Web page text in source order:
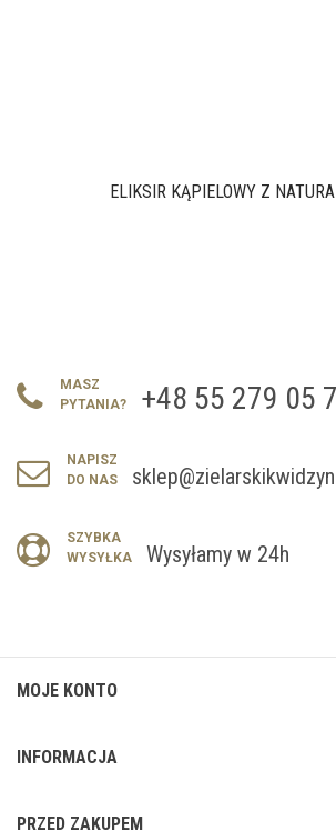
ELIKSIR KĄPIELOWY Z
MASZ
PYTANIA?
+48 55 279 05
NAPISZ
DO NAS
SZYBKA
WYSYŁKA
Wysyłamy w 24h
MOJE KONTO
INFORMACJA
PRZED ZAKUPEM